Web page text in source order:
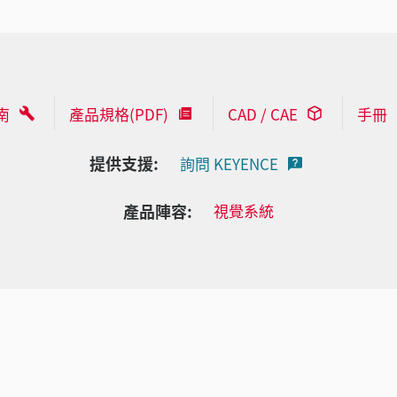
產品規格(PDF) CAD / CAE 手冊
提供支援: 詢問 KEYENCE
產品陣容: 視覺系統